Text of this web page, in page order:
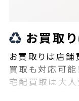
お買取
お買取りは店舗
買取も対応可能
宅配買取は大
事前査定が可